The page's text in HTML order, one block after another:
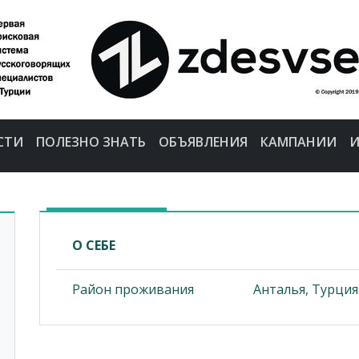
ПОЛЕЗНО ЗНАТЬ ОБЪЯВЛЕНИЯ КАМПАНИИ
О СЕБЕ
Район проживания Анталья, Турция